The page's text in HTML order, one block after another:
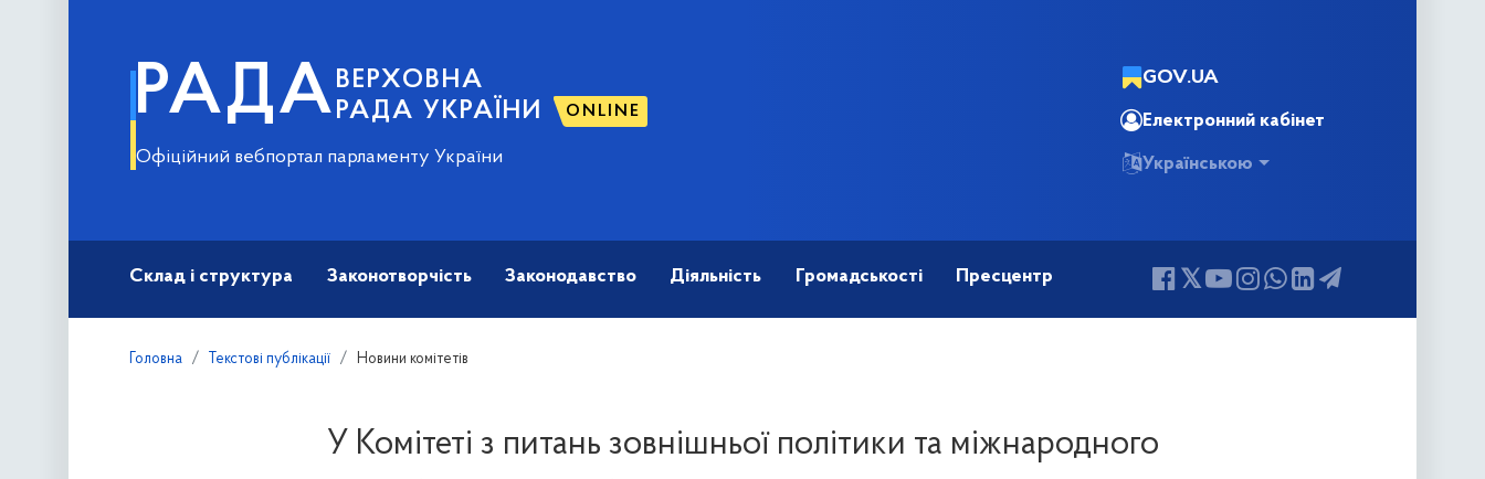
РАДА ВЕРХОВНА
РАДА УКРАЇНИ
ONLINE
Офіційний вебпортал парламенту України
GOV.UA
Електронний кабінет
Українською
Склад і структура Законотворчість Законодавство Діяльність Громадськості Пресцентр
Головна Текстові публікації Новини комітетів
У Комітеті з питань зовнішньої політики та міжнародного